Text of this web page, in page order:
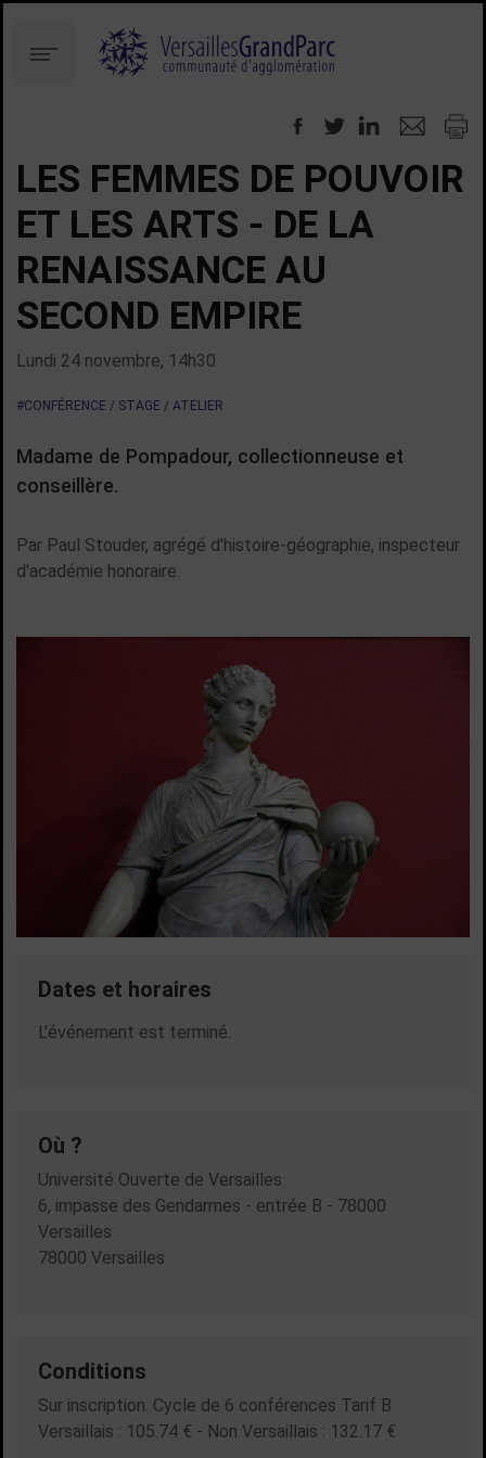
au
contenu
à
Menu
LES FEMMES DE POUVOIR
ET LES ARTS - DE LA
RENAISSANCE AU
SECOND EMPIRE
Lundi 24 novembre, 14h30
#CONFÉRENCE / STAGE / ATELIER
Madame de Pompadour, collectionneuse et
conseillère.
Par Paul Stouder, agrégé d'histoire-géographie, inspecteur
d'académie honoraire.
Dates et horaires
Dates en cours
L'événement est terminé.
Où ?
Université Ouverte de Versailles
6, impasse des Gendarmes - entrée B - 78000
Versailles
78000 Versailles
Conditions
Sur inscription. Cycle de 6 conférences Tarif B
Versaillais : 105.74 € - Non Versaillais : 132.17 €